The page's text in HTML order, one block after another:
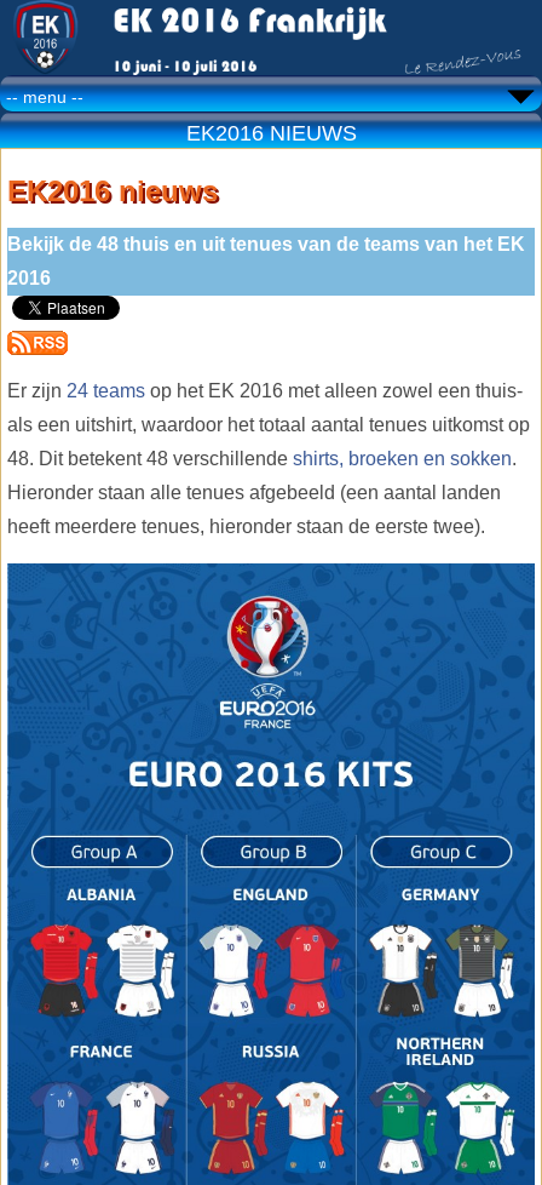
EK2016 NIEUWS
EK2016 nieuws
Bekijk de 48 thuis en uit tenues van de teams van het EK
2016
Er zijn 24 teams op het EK 2016 met alleen zowel een thuis-
als een uitshirt, waardoor het totaal aantal tenues uitkomst op
48. Dit betekent 48 verschillende shirts, broeken en sokken.
Hieronder staan alle tenues afgebeeld (een aantal landen
heeft meerdere tenues, hieronder staan de eerste twee).